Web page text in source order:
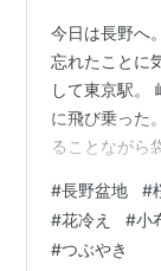
今日は長野へ
忘れたことに
して東京駅。
に飛び乗った
ることながら
いつどこにい
識していた。
ち帰ることも
#長野盆地 #
#花冷え #小
#つぶやき